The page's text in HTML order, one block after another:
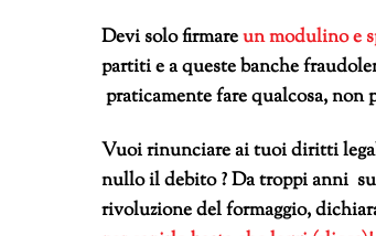
Devi solo firmareun modulino e
partiti e a queste banche
praticamente fare qualcosa, non
Vuoi rinunciare ai tuoi diritti
nullo il debito ? Da troppi anni
rivoluzione del formaggio,